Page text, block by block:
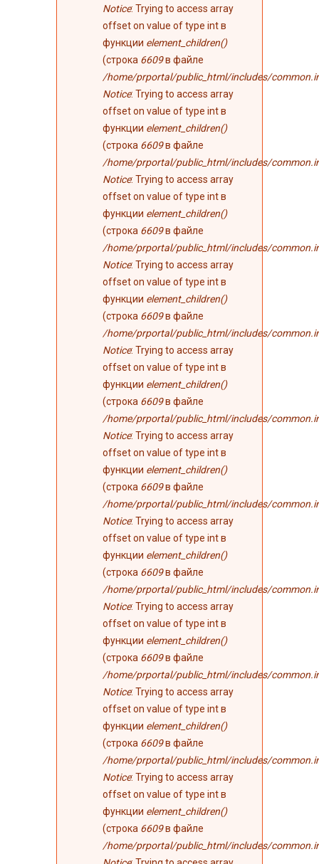
Notice: Trying to access array
offset on value of type int в
функции element_children()
(строка 6609в файле
/home/prportal/public_html/includes/
Notice: Trying to access array
offset on value of type int в
функции element_children()
(строка 6609в файле
/home/prportal/public_html/includes/
Notice: Trying to access array
offset on value of type int в
функции element_children()
(строка 6609в файле
/home/prportal/public_html/includes/
Notice: Trying to access array
offset on value of type int в
функции element_children()
(строка 6609в файле
/home/prportal/public_html/includes/
Notice: Trying to access array
offset on value of type int в
функции element_children()
(строка 6609в файле
/home/prportal/public_html/includes/
Notice: Trying to access array
offset on value of type int в
функции element_children()
(строка 6609в файле
/home/prportal/public_html/includes/
Notice: Trying to access array
offset on value of type int в
функции element_children()
(строка 6609в файле
/home/prportal/public_html/includes/
Notice: Trying to access array
offset on value of type int в
функции element_children()
(строка 6609в файле
/home/prportal/public_html/includes/
Notice: Trying to access array
offset on value of type int в
функции element_children()
(строка 6609в файле
/home/prportal/public_html/includes/
Notice: Trying to access array
offset on value of type int в
функции element_children()
(строка 6609в файле
/home/prportal/public_html/includes/